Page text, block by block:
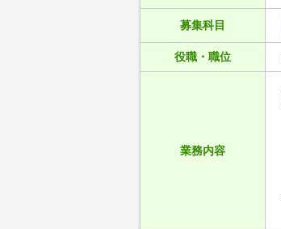
募集科目
役職・職位
業務内容